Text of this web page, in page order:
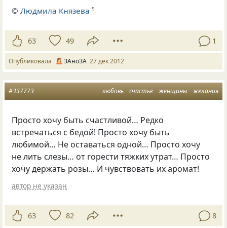
©Людмила Князева 5
63 49 1
Опубликовала ЗАноЗА 27 дек 2012
любовь счастье женщины желания
#337773
Просто хочу быть счастливой… Редко
встречаться с бедой! Просто хочу быть
любимой… Не оставаться одной… Просто хочу
не лить слезы… от горести тяжких утрат… Просто
хочу держать розы… И чувствовать их аромат!
автор не указан
63 82 8